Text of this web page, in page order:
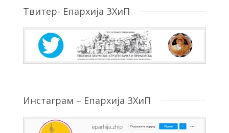
Твитер- Епархија ЗХиП
Инстаграм – Епархија ЗХиП